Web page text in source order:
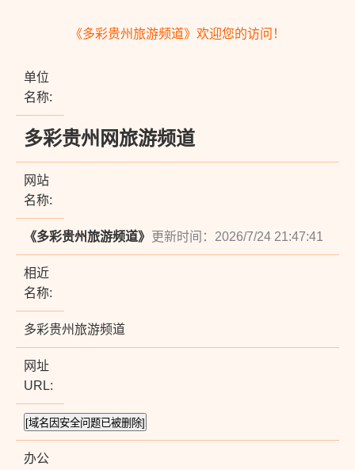
《多彩贵州旅游频道》欢迎您的访问！
单位
名称:
多彩贵州网旅游频道
网站
名称:
《多彩贵州旅游频道》 更新时间：2026/7/24 21:47:41
相近
名称:
多彩贵州旅游频道
网址
URL:
办公